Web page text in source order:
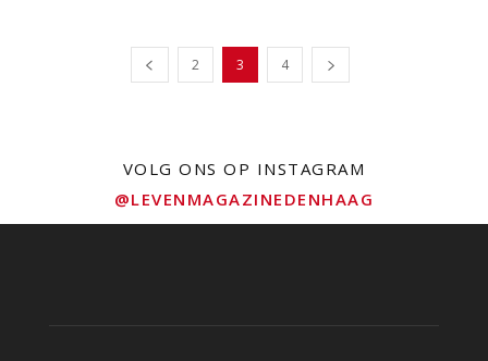
2 3 4
VOLG ONS OP INSTAGRAM
@LEVENMAGAZINEDENHAAG